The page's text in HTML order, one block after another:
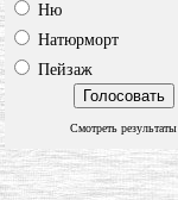
Ню
Натюрморт
Пейзаж
Смотреть результаты